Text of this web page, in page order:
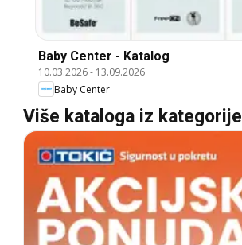
Baby Center - Katalog
10.03.2026- 13.09.2026
Baby Center
Više kataloga iz kategorije